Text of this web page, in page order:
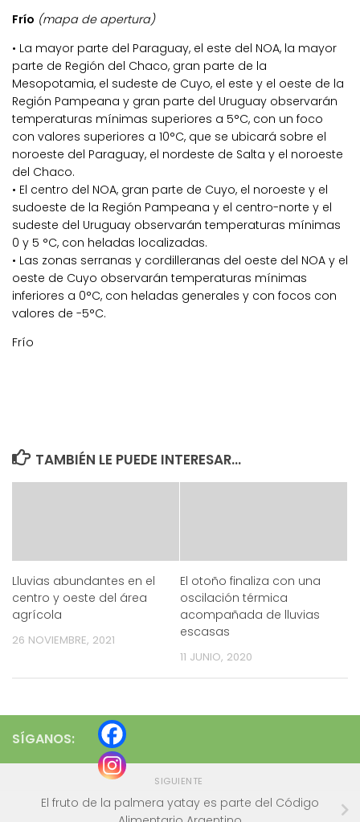
Frío (mapa de apertura)
• La mayor parte del Paraguay, el este del NOA, la mayor
parte de Región del Chaco, gran parte de la
Mesopotamia, el sudeste de Cuyo, el este y el oeste de la
Región Pampeana y gran parte del Uruguay observarán
temperaturas mínimas superiores a 5°C, con un foco
con valores superiores a 10°C, que se ubicará sobre el
noroeste del Paraguay, el nordeste de Salta y el noroeste
del Chaco.
• El centro del NOA, gran parte de Cuyo, el noroeste y el
sudoeste de la Región Pampeana y el centro-norte y el
sudeste del Uruguay observarán temperaturas mínimas
0 y 5 °C, con heladas localizadas.
• Las zonas serranas y cordilleranas del oeste del NOA y el
oeste de Cuyo observarán temperaturas mínimas
inferiores a 0°C, con heladas generales y con focos con
valores de -5°C.
Frío
TAMBIÉN LE PUEDE INTERESAR...
Lluvias abundantes en el
centro y oeste del área
agrícola
26 NOVIEMBRE, 2021
El otoño finaliza con una
oscilación térmica
acompañada de lluvias
escasas
11 JUNIO, 2020
SÍGANOS:
SIGUIENTE
El fruto de la palmera yatay es parte del Código